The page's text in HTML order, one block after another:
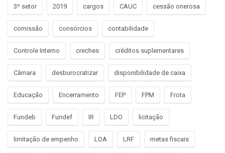
3º setor 2019 cargos CAUC cessão onerosa
comissão consórcios contabilidade
Controle Interno creches créditos suplementares
Câmara desburocratizar disponibilidade de caixa
Educação Encerramento FEP FPM Frota
Fundeb Fundef IR LDO licitação
limitação de empenho LOA LRF metas fiscais